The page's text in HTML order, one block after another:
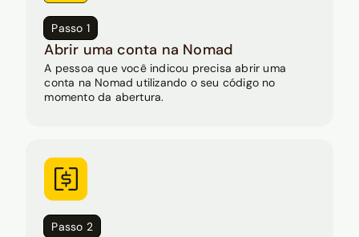
Passo 1
Abrir uma conta na Nomad
A pessoa que você indicou precisa abrir uma
conta na Nomad utilizando o seu código no
momento da abertura.
Passo 2